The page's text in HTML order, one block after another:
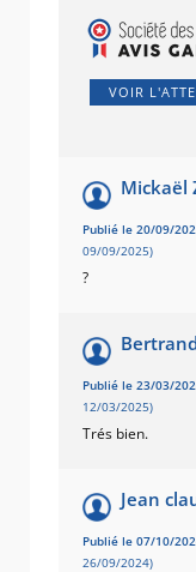
VOIR
Mickaël
Publié le 20/09/
09/09/2025)
?
Publié le 23/03/
12/03/2025)
Trés bien.
Jean
Publié le 07/10/
26/09/2024)